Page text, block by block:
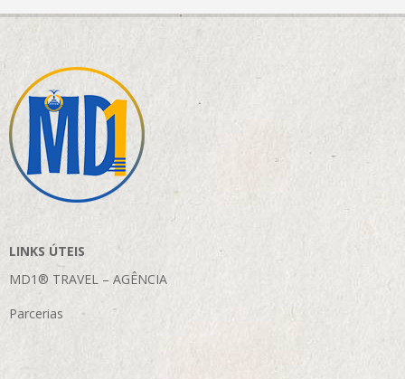
LINKS ÚTEIS
MD1® TRAVEL – AGÊNCIA
Parcerias